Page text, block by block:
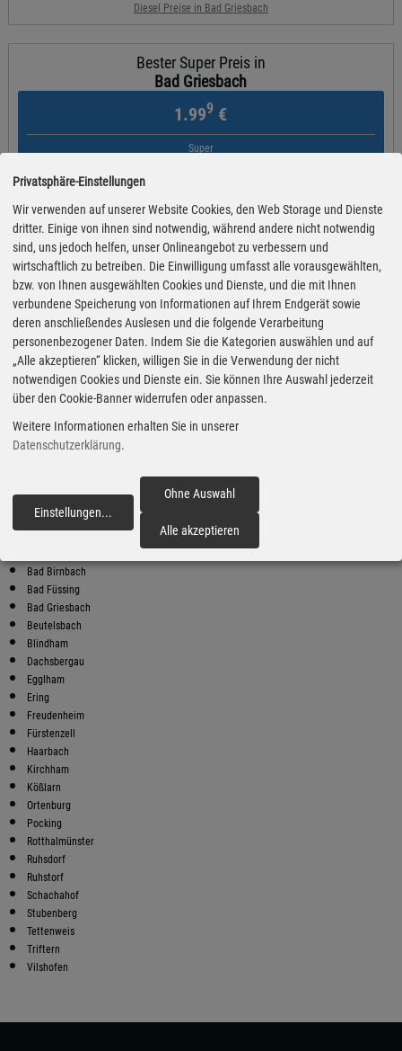
Diesel Preise in Bad Griesbach
Bester Super Preis in
Bad Griesbach
1.999 €
Super
Shell
Sperrwies 1
Super Preise in Bad Griesbach
Bester Super E10 Preis in
Bad Griesbach
1.939€
Super E10
Sperrwies 1
Preiswerter tanken - finden Sie die günstigsten Benzin und Diesel
Preise in Ihrer Stadt
Bad Birnbach
Bad Füssing
Bad Griesbach
Beutelsbach
Blindham
Dachsbergau
Egglham
Ering
Freudenheim
Fürstenzell
Haarbach
Kirchham
Kößlarn
Ortenburg
Pocking
Rotthalmünster
Ruhsdorf
Ruhstorf
Schachahof
Stubenberg
Tettenweis
Triftern
Vilshofen
Privatsphäre-Einstellungen
Wir verwenden auf unserer Website Cookies, den Web Storage und Dienste
dritter. Einige von ihnen sind notwendig, während andere nicht notwendig
sind, uns jedoch helfen, unser Onlineangebot zu verbessern und
wirtschaftlich zu betreiben. Die Einwilligung umfasst alle vorausgewählten,
bzw. von Ihnen ausgewählten Cookies und Dienste, und die mit Ihnen
verbundene Speicherung von Informationen auf Ihrem Endgerät sowie
deren anschließendes Auslesen und die folgende Verarbeitung
personenbezogener Daten. Indem Sie die Kategorien auswählen und auf
„Alle akzeptieren“ klicken, willigen Sie in die Verwendung der nicht
notwendigen Cookies und Dienste ein. Sie können Ihre Auswahl jederzeit
über den Cookie-Banner widerrufen oder anpassen.
Weitere Informationen erhalten Sie in unserer
Datenschutzerklärung.
Einstellungen...
Ohne Auswahl
Alle akzeptieren